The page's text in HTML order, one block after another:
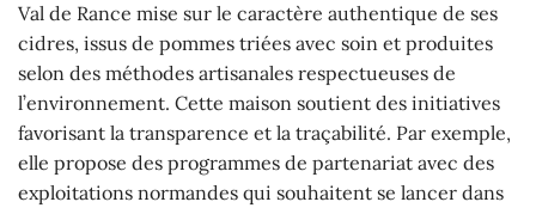
Val de Rance mise sur le caractère authentique de ses
cidres, issus de pommes triées avec soin et produites
selon des méthodes artisanales respectueuses de
l’environnement. Cette maison soutient des initiatives
favorisant la transparence et la traçabilité. Par exemple,
elle propose des programmes de partenariat avec des
exploitations normandes qui souhaitent se lancer dans